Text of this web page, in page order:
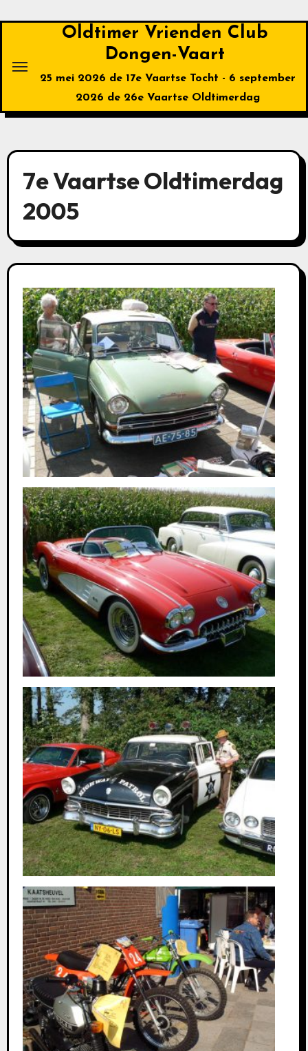
inhoud
Oldtimer Vrienden Club
Dongen-Vaart
25 mei 2026 de 17e Vaartse Tocht - 6 september
2026 de 26e Vaartse Oldtimerdag
7e Vaartse Oldtimerdag
2005